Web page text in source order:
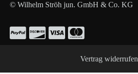
© Wilhelm Ströh jun. GmbH & Co. KG
Vertrag widerrufen